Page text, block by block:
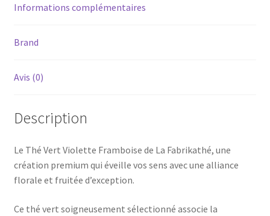
Informations complémentaires
Brand
Avis (0)
Description
Le Thé Vert Violette Framboise de La Fabrikathé, une
création premium qui éveille vos sens avec une alliance
florale et fruitée d’exception.
Ce thé vert soigneusement sélectionné associe la